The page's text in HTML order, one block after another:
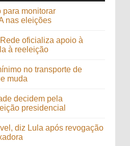
para monitorar
nas eleições
oficializa apoio à
à reeleição
no transporte de
muda
decidem pela
presidencial
diz Lula após revogação